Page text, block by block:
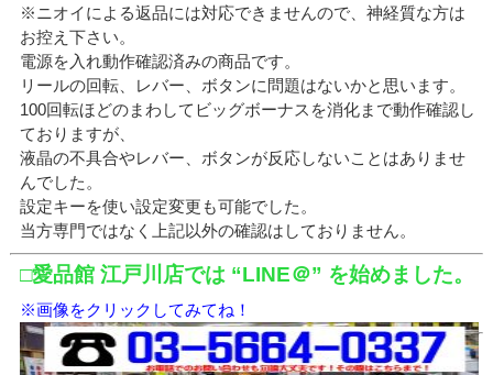
※ニオイによる返品には対応できませんので、神経質な方は
お控え下さい。
電源を入れ動作確認済みの商品です。
リールの回転、レバー、ボタンに問題はないかと思います。
100回転ほどのまわしてビッグボーナスを消化まで動作確認し
ておりますが、
液晶の不具合やレバー、ボタンが反応しないことはありませ
んでした。
設定キーを使い設定変更も可能でした。
当方専門ではなく上記以外の確認はしておりません。
□愛品館 江戸川店では “LINE＠” を始めました。
※画像をクリックしてみてね！